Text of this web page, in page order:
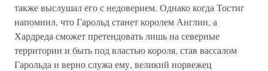
также выслушал его с недоверием. Однако когда Тостиг
напомнил, что Гарольд станет королем Англии, а
Хардреда сможет претендовать лишь на северные
территории и быть под властью короля, став вассалом
Гарольда и верно служа ему, великий норвежец